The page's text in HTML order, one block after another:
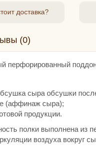
доставка?
(0)
перфорированный
сыра обсушки
(аффинаж сыра);
продукции.
полки выполнена из
воздуха вокруг